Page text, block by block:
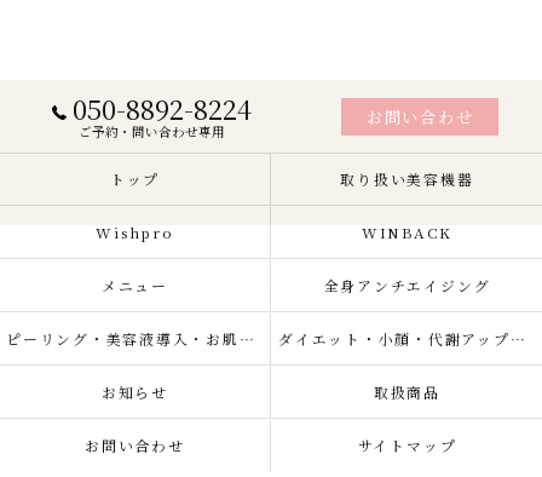
050-8892-8224
ご予約・問い合わせ専用
お問い合わせ
トップ 取り扱い美容機器
Wishpro WINBACK
メニュー 全身アンチエイジング
ピーリング・美容液導入・お肌の悩み改善 ダイエット・小顔・代謝アップ・肌質改善・リラクゼーション
お知らせ 取扱商品
お問い合わせ サイトマップ